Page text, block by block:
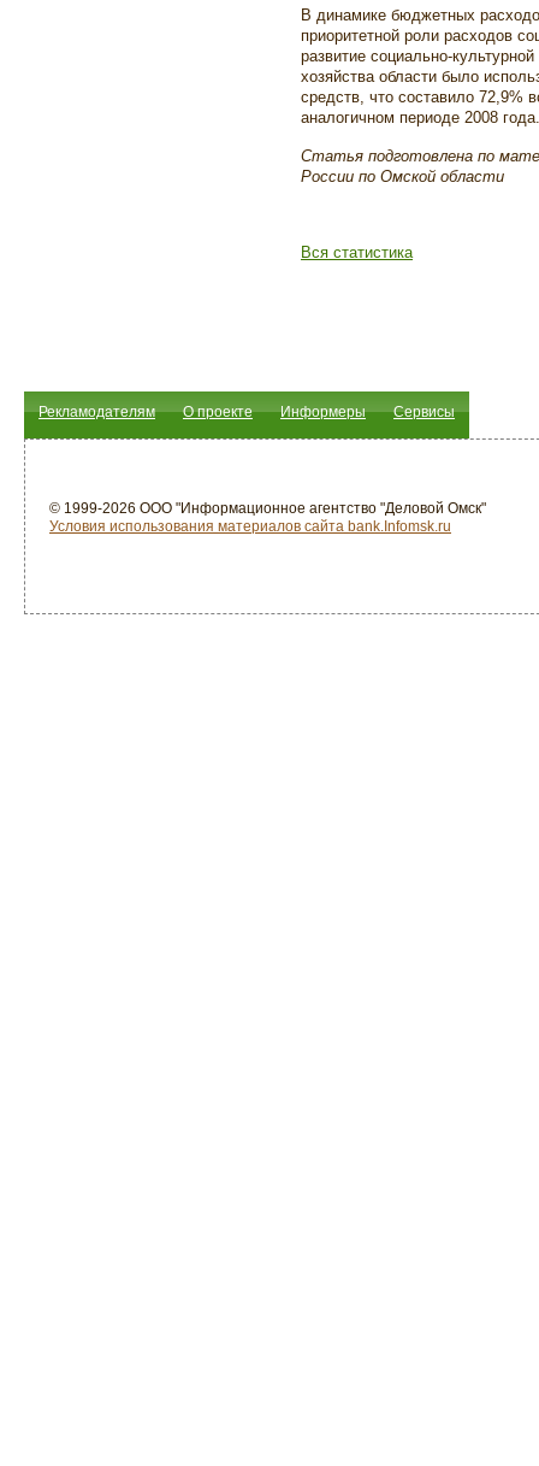
В динамике бюджетных
приоритетной роли расходов
развитие социально-
хозяйства области было
средств, что составило 72,9%
аналогичном периоде 2008 года.
Статья подготовлена по
России по Омской области
Вся статистика
Рекламодателям О проекте Информеры Сервисы
© 1999-2026 ООО "Информационное агентство "Деловой Омск"
Условия использования материалов сайта bank.Infomsk.ru